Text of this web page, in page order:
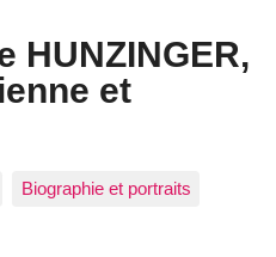
HUNZINGER,
et
Biographie et portraits